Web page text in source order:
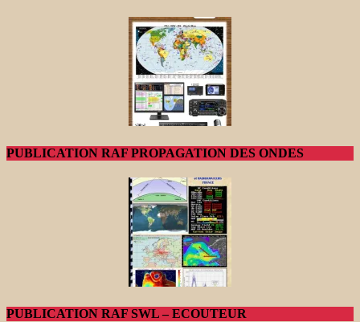
PUBLICATION RAF PROPAGATION DES ONDES
PUBLICATION RAF SWL – ECOUTEUR